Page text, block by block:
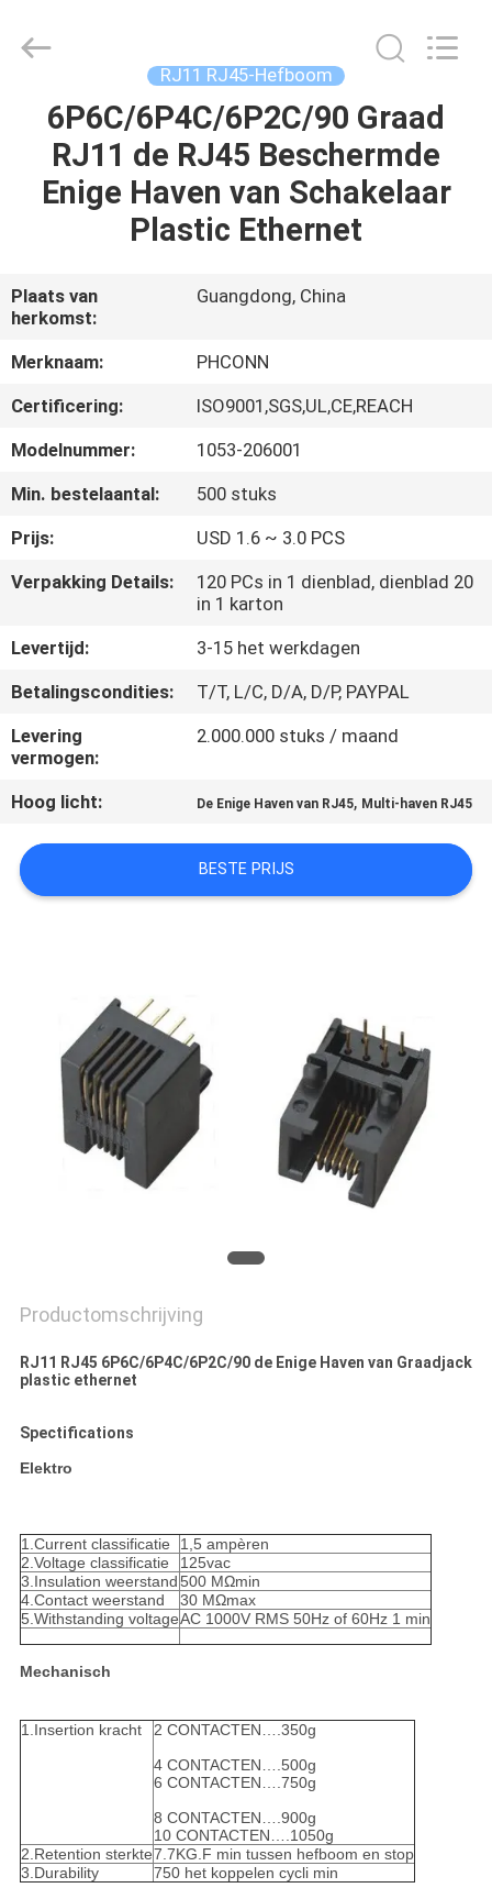
HUIS
PRODUCTEN
ONS
FABRIEKSREIS
KWALITEITSCONTROLE
CONTACTEER
ONS
SHOW
SITEMAP
PRIVACY
RJ11 RJ45-Hefboom
6P6C/6P4C/6P2C/90 Graad
RJ11 de RJ45 Beschermde
Enige Haven van Schakelaar
Plastic Ethernet
Plaats van
herkomst:
Guangdong, China
Merknaam:
PHCONN
Certificering:
ISO9001,SGS,UL,CE,REACH
Modelnummer:
1053-206001
Min. bestelaantal:
500 stuks
Prijs:
USD 1.6 ~ 3.0 PCS
Verpakking Details:
120 PCs in 1 dienblad, dienblad 20
in 1 karton
Levertijd:
3-15 het werkdagen
Betalingscondities:
T/T, L/C, D/A, D/P, PAYPAL
Levering
vermogen:
2.000.000 stuks / maand
Hoog licht: De Enige Haven van RJ45, Multi-haven RJ45
BESTE PRIJS
Productomschrijving
RJ11 RJ45 6P6C/6P4C/6P2C/90 de Enige Haven van Graadjack
plastic ethernet
Spectifications
Elektro
1.Current classificatie
1,5 ampèren
2.Voltage classificatie
125vac
3.Insulation weerstand500 MΩmin
4.Contact weerstand
30 MΩmax
5.Withstanding voltageAC 1000V RMS 50Hz of 60Hz 1 min
Mechanisch
1.Insertion kracht
2 CONTACTEN….350g
4 CONTACTEN….500g
6 CONTACTEN….750g
8 CONTACTEN….900g
10 CONTACTEN….1050g
2.Retention sterkte7.7KG.F min tussen hefboom en stop
3.Durability
750 het koppelen cycli min